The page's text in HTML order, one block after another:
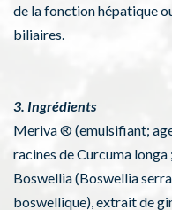
de la fonction hépatique
biliaires.
3. Ingrédients
Meriva ® (emulsifiant;
racines de Curcuma
Boswellia (Boswellia
boswellique), extrait de